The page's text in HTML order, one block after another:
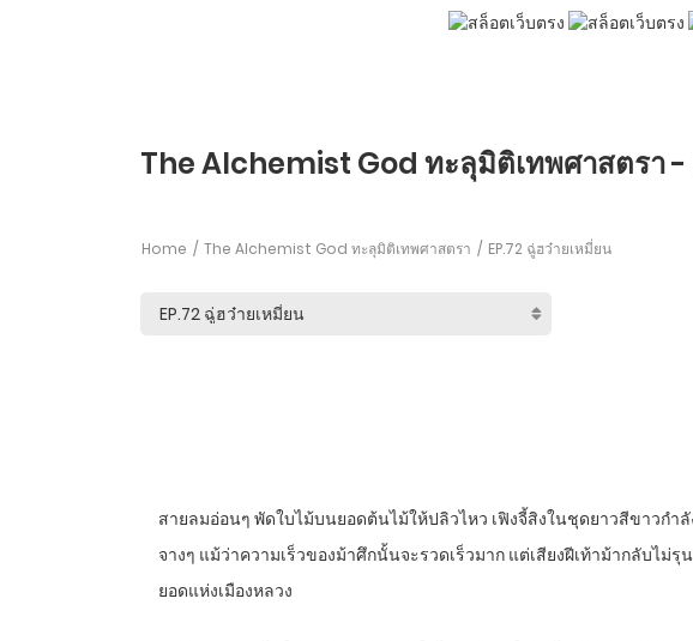
The Alchemist God ทะลุมิติเทพศาสตรา -
Home The Alchemist God ทะลุมิติเทพศาสตรา EP.72 ฉู่ฮว๋ายเหมี่ยน
สายลมอ่อนๆ พัดใบไม้บนยอดต้นไม้ให้ปลิวไหว เฟิงจี้สิงในชุดยาวสีขาวก
จางๆ แม้ว่าความเร็วของม้าศึกนั้นจะรวดเร็วมาก แต่เสียงฝีเท้าม้ากลับไ
ยอดแห่งเมืองหลวง